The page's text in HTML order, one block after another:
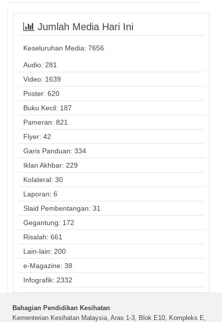
Jumlah Media Hari Ini
Keseluruhan Media: 7656
Audio: 281
Video: 1639
Poster: 620
Buku Kecil: 187
Pameran: 821
Flyer: 42
Garis Panduan: 334
Iklan Akhbar: 229
Kolateral: 30
Laporan: 6
Slaid Pembentangan: 31
Gegantung: 172
Risalah: 661
Lain-lain: 200
e-Magazine: 38
Infografik: 2332
Bahagian Pendidikan Kesihatan
Kementerian Kesihatan Malaysia, Aras 1-3, Blok E10, Kompleks E,